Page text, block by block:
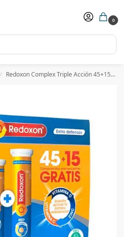
0
hasta -30%
5GRANVIA (compras superiores a 150€)
/ Redoxon Complex Triple Acción 45+15 Gratis comp Efervescentes